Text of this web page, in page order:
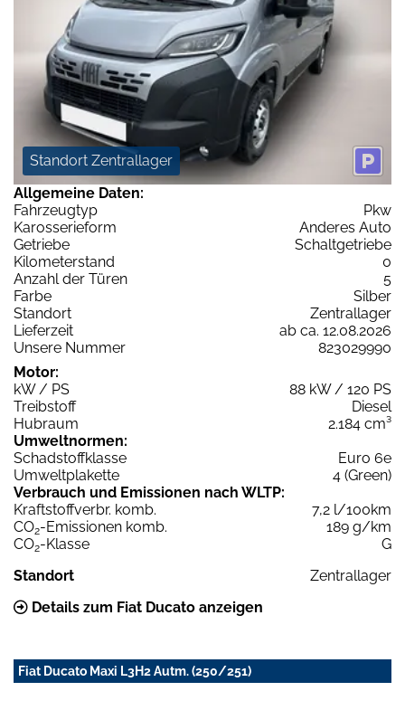
Standort Zentrallager
Allgemeine Daten:
Fahrzeugtyp
Pkw
Karosserieform
Anderes Auto
Getriebe
Schaltgetriebe
Kilometerstand
0
Anzahl der Türen
5
Farbe
Silber
Standort
Zentrallager
Lieferzeit
ab ca. 12.08.2026
Unsere Nummer
823029990
Motor:
kW / PS
88 kW / 120 PS
Treibstoff
Diesel
Hubraum
2.184 cm³
Umweltnormen:
Schadstoffklasse
Euro 6e
Umweltplakette
4 (Green)
Verbrauch und Emissionen nach WLTP:
Kraftstoffverbr. komb.
7,2 l/100km
CO2-Emissionen komb.
189 g/km
CO2-Klasse
G
Standort
Zentrallager
Details zum Fiat Ducato anzeigen
Fiat Ducato Maxi L3H2 Autm. (250/251)